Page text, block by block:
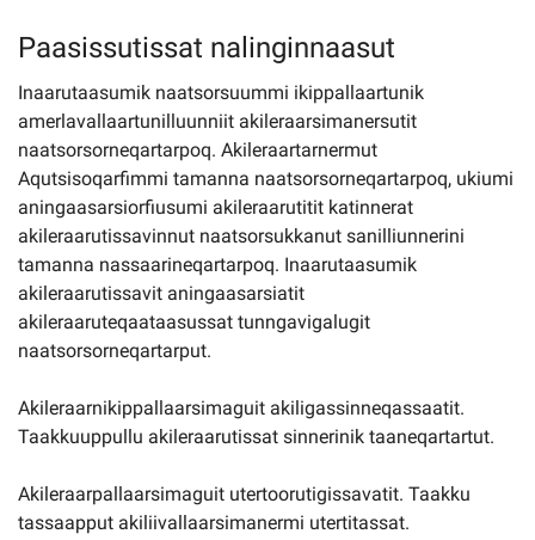
Imminut kiffartuunneq
Pilersaarutinut isaavik
Piffissamik inniminniineq
Paasissutissat nalinginnaasut
Inaarutaasumik naatsorsuummi ikippallaartunik
amerlavallaartunilluunniit akileraarsimanersutit
naatsorsorneqartarpoq. Akileraartarnermut
Aqutsisoqarfimmi tamanna naatsorsorneqartarpoq, ukiumi
aningaasarsiorfiusumi akileraarutitit katinnerat
akileraarutissavinnut naatsorsukkanut sanilliunnerini
tamanna nassaarineqartarpoq. Inaarutaasumik
akileraarutissavit aningaasarsiatit
akileraaruteqaataasussat tunngavigalugit
naatsorsorneqartarput.
Akileraarnikippallaarsimaguit akiligassinneqassaatit.
Taakkuuppullu akileraarutissat sinnerinik taaneqartartut.
Akileraarpallaarsimaguit utertoorutigissavatit. Taakku
tassaapput akiliivallaarsimanermi utertitassat.